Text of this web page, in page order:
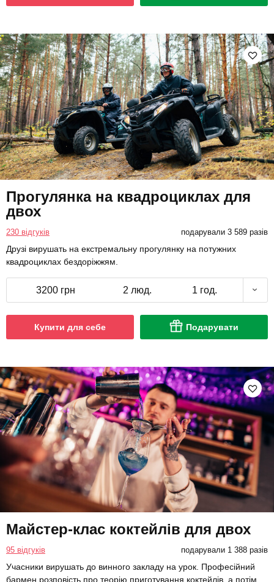
Прогулянка на квадроциклах для
двох
230 відгуків подарували 3 589 разів
Друзі вирушать на екстремальну прогулянку на потужних
квадроциклах бездоріжжям.
3200 грн 2 люд. 1 год.
Купити для себе Подарувати
Майстер-клас коктейлів для двох
95 відгуків подарували 1 388 разів
Учасники вирушать до винного закладу на урок. Професійний
бармен розповість про теорію приготування коктейлів, а потім